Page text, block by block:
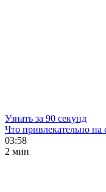
Узнать за 90 секунд
Что привлекательно на
03:58
2 мин